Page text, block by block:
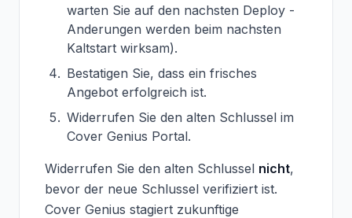
warten Sie auf den nachsten Deploy -
Anderungen werden beim nachsten
Kaltstart wirksam).
Bestatigen Sie, dass ein frisches
Angebot erfolgreich ist.
Widerrufen Sie den alten Schlussel im
Cover Genius Portal.
Widerrufen Sie den alten Schlussel nicht,
bevor der neue Schlussel verifiziert ist.
Cover Genius stagiert zukunftige